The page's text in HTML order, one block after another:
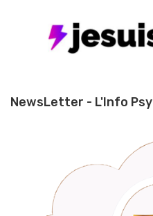
NewsLetter - L'Info Psy